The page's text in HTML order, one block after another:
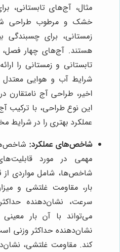
مثال، آج‌های تابستانی،
خشک و مرطوب طراحی
زمستانی، برای
هستند. آج‌های چهار فصل،
تابستانی و زمستانی را
شرایط آب و هوایی
اخیر، طراحی آج نامتقارن
این نوع طراحی، با ترکیب
عملکرد بهتری را در شرایط
شاخص‌های عملکرد:
مهمی در مورد
شاخص‌ها، شامل مواردی
بار، مقاومت غلتشی و
سرعت، نشان‌دهنده
می‌تواند با آن بار
نشان‌دهنده حداکثر وزنی
کند. مقاومت غلتشی،